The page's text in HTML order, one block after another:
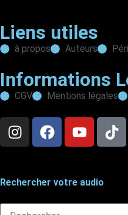
Liens utiles
à propos Auteurs
Informations
CGV Mentions légales
Rechercher votre audio